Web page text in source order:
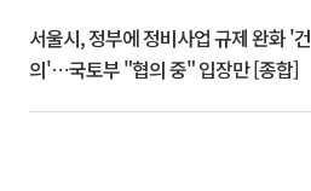
서울시, 정부에 정비사업 규제 완화 '건
의'⋯국토부 "협의 중" 입장만 [종합]